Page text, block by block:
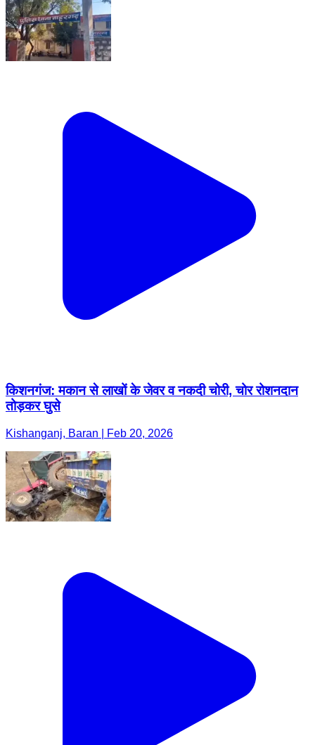
किशनगंज: मकान से लाखों के जेवर व नकदी चोरी, चोर रोशनदान
तोड़कर घुसे
Kishanganj, Baran | Feb 20, 2026